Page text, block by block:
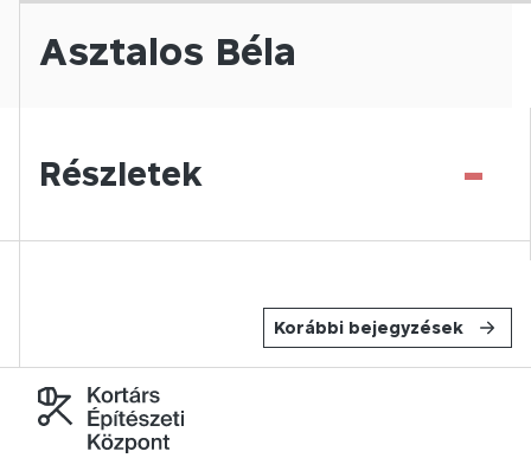
Asztalos Béla
Részletek -
Korábbi bejegyzések